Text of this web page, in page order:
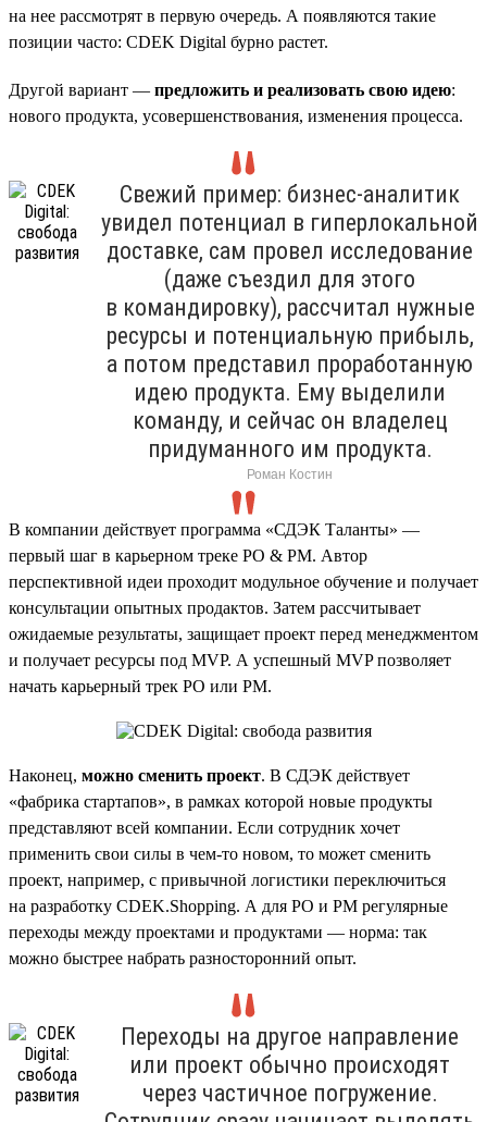
на нее рассмотрят в первую очередь. А появляются такие
позиции часто: CDEK Digital бурно растет.
Другой вариант — предложить и реализовать свою идею:
нового продукта, усовершенствования, изменения процесса.
Свежий пример: бизнес-аналитик
увидел потенциал в гиперлокальной
доставке, сам провел исследование
(даже съездил для этого
в командировку), рассчитал нужные
ресурсы и потенциальную прибыль,
а потом представил проработанную
идею продукта. Ему выделили
команду, и сейчас он владелец
придуманного им продукта.
Роман Костин
В компании действует программа «СДЭК Таланты» —
первый шаг в карьерном треке PO & PM. Автор
перспективной идеи проходит модульное обучение и получает
консультации опытных продактов. Затем рассчитывает
ожидаемые результаты, защищает проект перед менеджментом
и получает ресурсы под MVP. А успешный MVP позволяет
начать карьерный трек PO или PM.
Наконец, можно сменить проект. В СДЭК действует
«фабрика стартапов», в рамках которой новые продукты
представляют всей компании. Если сотрудник хочет
применить свои силы в чем-то новом, то может сменить
проект, например, с привычной логистики переключиться
на разработку CDEK.Shopping. А для PO и PM регулярные
переходы между проектами и продуктами — норма: так
можно быстрее набрать разносторонний опыт.
Переходы на другое направление
или проект обычно происходят
через частичное погружение.